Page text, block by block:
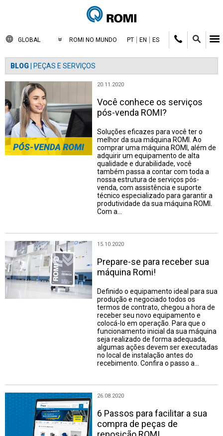
GLOBAL ROMI NO MUNDO PT EN ES
BLOG | PEÇAS E SERVIÇOS
20.11.2020
Você conhece os serviços
pós-venda ROMI?
Soluções eficazes para você ter o
melhor da sua máquina ROMI. Ao
comprar uma máquina ROMI, além de
adquirir um equipamento de alta
qualidade e durabilidade, você
também passa a contar com toda a
nossa estrutura de serviços pós-
venda, com assistência e suporte
técnico especializado para garantir a
produtividade da sua máquina ROMI.
Com a…
15.10.2020
Prepare-se para receber sua
máquina Romi!
Definido o equipamento ideal para sua
produção e negociado todos os
termos de contrato, chegou a hora de
receber seu novo equipamento e
colocá-lo em operação. Para que o
funcionamento inicial da sua máquina
seja realizado de forma adequada,
algumas ações devem ser executadas
no local de instalação antes do
recebimento. Confira o passo a…
26.08.2020
6 Passos para facilitar a sua
compra de peças de